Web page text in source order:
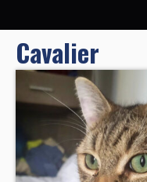
L’ÉCOLE DU CHAT
ACTUALITÉS
NOUS AIDER
Cavalier